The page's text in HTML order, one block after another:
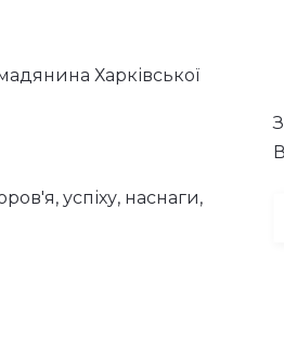
Харківської
успіху, наснаги,